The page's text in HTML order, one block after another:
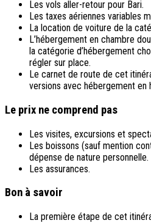
Les vols aller-retour pour Bari.
Les taxes aériennes variables
La location de voiture de la
L’hébergement en chambre
la catégorie d’hébergement
régler sur place.
Le carnet de route de cet
versions avec hébergement en
Le prix ne comprend pas
Les visites, excursions et
Les boissons (sauf mention
dépense de nature personnelle.
Les assurances.
Bon à savoir
La première étape de cet